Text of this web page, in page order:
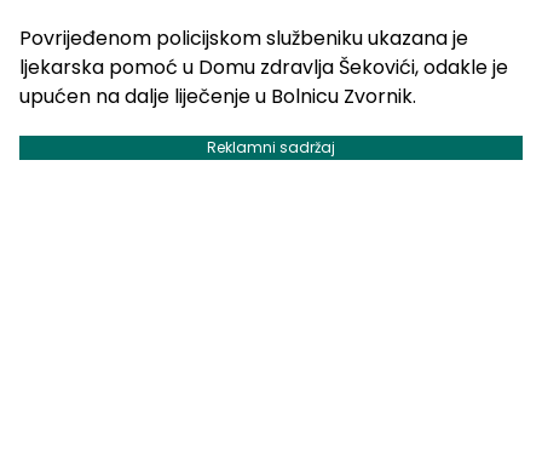
Povrijeđenom policijskom službeniku ukazana je
ljekarska pomoć u Domu zdravlja Šekovići, odakle je
upućen na dalje liječenje u Bolnicu Zvornik.
Reklamni sadržaj